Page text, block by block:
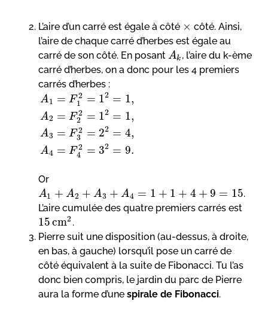
L’aire d’un carré est égale à côté × côté. Ainsi,
l’aire de chaque carré d’herbes est égale au
carré de son côté. En posant Ak , l’aire du k-ème
carré d’herbes, on a donc pour les 4 premiers
carrés d’herbes :
A1
A2
A3
A4
= F 2
1 = 12 = 1,
= F 2
2 = 12 = 1,
= F 2
3 = 22 = 4,
= F 2
4 = 32 = 9.
Or
A1 + A2 + A3 + A4 = 1 + 1 + 4 + 9 = 15.
L’aire cumulée des quatre premiers carrés est
15cm2 .
Pierre suit une disposition (au-dessus, à droite,
en bas, à gauche) lorsqu’il pose un carré de
côté équivalent à la suite de Fibonacci. Tu l’as
donc bien compris, le jardin du parc de Pierre
aura la forme d’une spirale de Fibonacci.